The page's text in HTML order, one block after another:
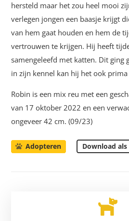
hersteld maar het zou heel mooi
verlegen jongen een baasje krijgt
van hem gaat houden en hem de
vertrouwen te krijgen. Hij heeft
samengeleefd met katten. Dit ging
in zijn kennel kan hij het ook
Robin is een mix reu met een
van 17 oktober 2022 en een
ongeveer 42 cm. (09/23)
Adopteren Download als